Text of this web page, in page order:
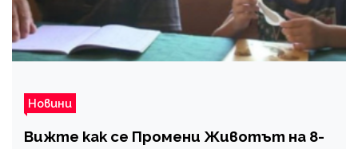
Новини
Вижте как се Промени Животът на 8-